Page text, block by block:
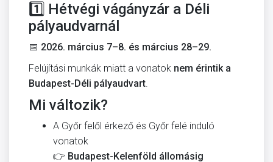
1️⃣ Hétvégi vágányzár a Déli
pályaudvarnál
📅 2026. március 7–8. és március 28–29.
Felújítási munkák miatt a vonatok nem érintik a
Budapest-Déli pályaudvart
Mi változik?
A Győr felől érkező és Győr felé induló
vonatok
👉 Budapest-Kelenföld állomásig